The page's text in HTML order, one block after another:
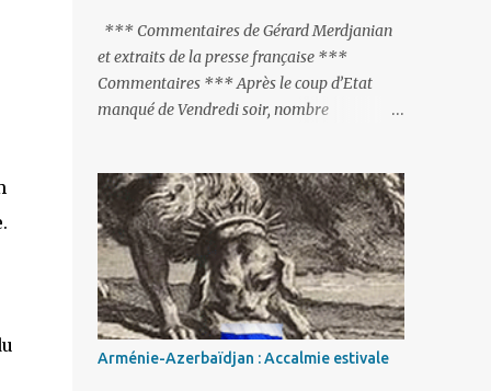
*** Commentaires de Gérard Merdjanian
et extraits de la presse française ***
Commentaires *** Après le coup d’Etat
manqué de Vendredi soir, nombre
monde condamne le coup d’Etat mené par
une partie de l’armée et trouve normal que
les putschistes soient jugés. Mais là où le bât
blesse, c’est sur les actions menées par le
président Erdoğan, et pour certains sur la
réalisation du putsch lui-même.
Arménie-Azerbaïdjan : Accalmie estivale